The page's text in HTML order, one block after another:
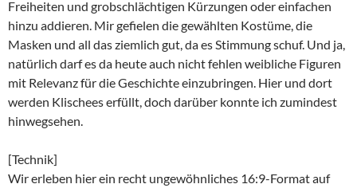
Freiheiten und grobschlächtigen Kürzungen oder einfachen
hinzu addieren. Mir gefielen die gewählten Kostüme, die
Masken und all das ziemlich gut, da es Stimmung schuf. Und ja,
natürlich darf es da heute auch nicht fehlen weibliche Figuren
mit Relevanz für die Geschichte einzubringen. Hier und dort
werden Klischees erfüllt, doch darüber konnte ich zumindest
hinwegsehen.
[Technik]
Wir erleben hier ein recht ungewöhnliches 16:9-Format auf